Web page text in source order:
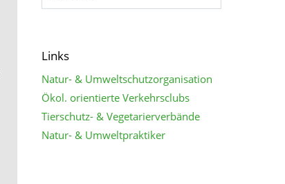
Links
Natur- & Umweltschutzorganisation
Ökol. orientierte Verkehrsclubs
Tierschutz- & Vegetarierverbände
Natur- & Umweltpraktiker